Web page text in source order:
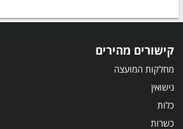
קישורים מהירים
מחלקות המועצה
נישואין
כלות
כשרות